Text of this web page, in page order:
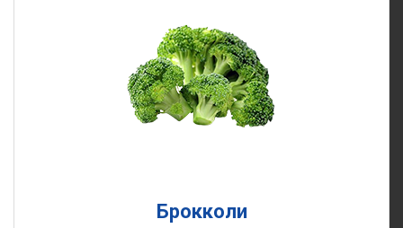
Брокколи